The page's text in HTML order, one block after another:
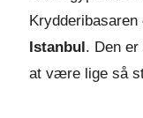
Krydderibasaren
Istanbul. Den
at være lige så